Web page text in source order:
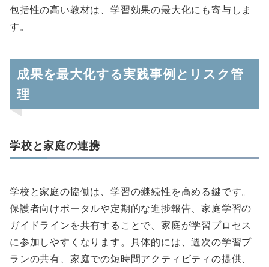
包括性の高い教材は、学習効果の最大化にも寄与しま
す。
成果を最大化する実践事例とリスク管
理
学校と家庭の連携
学校と家庭の協働は、学習の継続性を高める鍵です。
保護者向けポータルや定期的な進捗報告、家庭学習の
ガイドラインを共有することで、家庭が学習プロセス
に参加しやすくなります。具体的には、週次の学習プ
ランの共有、家庭での短時間アクティビティの提供、